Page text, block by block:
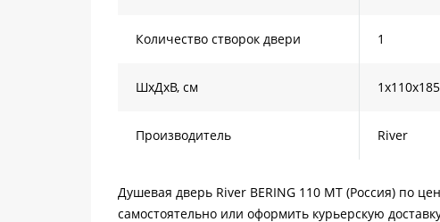
Количество створок двери 1
ШхДхВ, см 1х110х185
Производитель River
Душевая дверь River BERING 110 МТ (Россия) по
самостоятельно или оформить курьерскую